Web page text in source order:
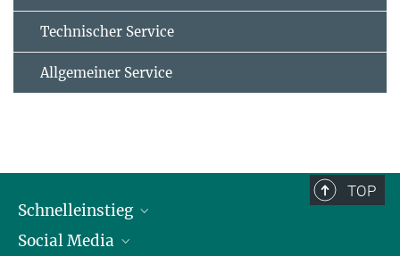
Technischer Service
Allgemeiner Service
TOP
Schnelleinstieg
Alumni
Social Media